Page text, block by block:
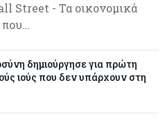
φωτοβολταϊκά στις
την επιδότησή τους
Street - Τα οικονομικά
δημιούργησε για πρώτη
ιούς που δεν υπάρχουν στη